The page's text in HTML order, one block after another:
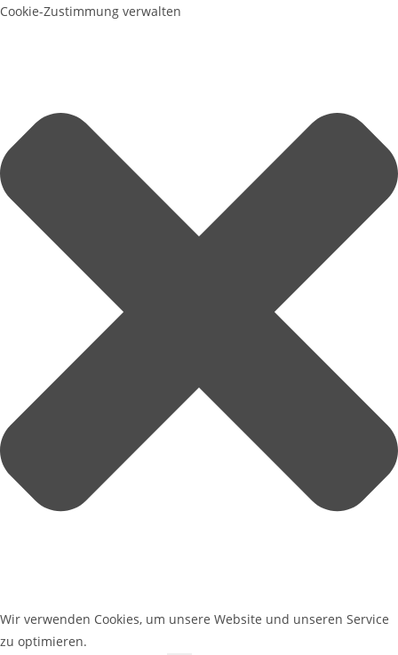
Cookie-Zustimmung verwalten
Wir verwenden Cookies, um unsere Website und unseren Service
zu optimieren.